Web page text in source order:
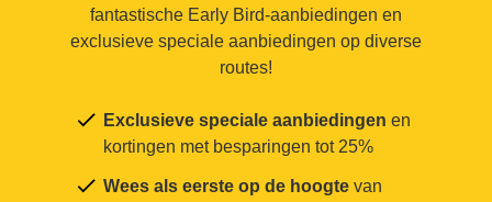
fantastische Early Bird-aanbiedingen en
exclusieve speciale aanbiedingen op diverse
routes!
Exclusieve speciale aanbiedingen en
kortingen met besparingen tot 25%
Wees als eerste op de hoogte van